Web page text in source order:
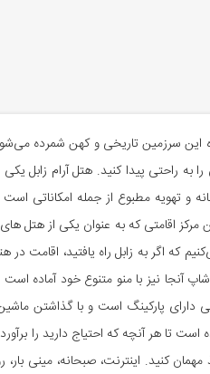
این سرزمین تاریخی و کهن شمرده
به راحتی پیدا کنید. هتل آرام زابل
مطبوع از جمله امکاناتی است
مرکز اقامتی که به عنوان یکی از هتل
می‌کنیم که اگر به زابل راه یافتید،
آنجا نیز با منو متنوع خود آماده است
دارای پارکینگ است و با گذاشتن
کنید. اینترنت، صبحانه، مینی